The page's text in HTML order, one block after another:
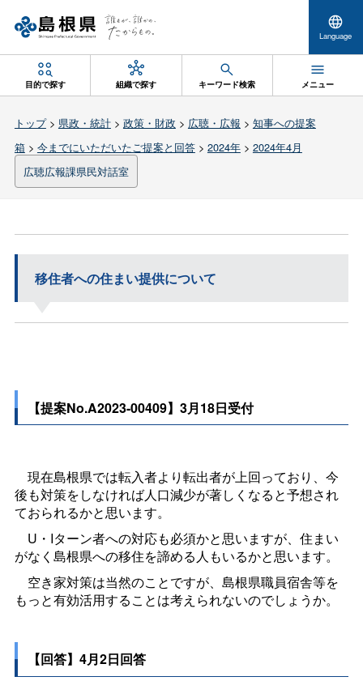
Language
目的で探す 組織で探す キーワード検索 メニュー
トップ> 県政・統計> 政策・財政 > 広聴・広報 > 知事への提案
箱> 今までにいただいたご提案と回答> 2024年> 2024年4月
広聴広報課県民対話室
移住者への住まい提供について
【提案No.A2023-00409】3月18日受付
現在島根県では転入者より転出者が上回っており、今
後も対策をしなければ人口減少が著しくなると予想され
ておられるかと思います。
U・Iターン者への対応も必須かと思いますが、住まい
がなく島根県への移住を諦める人もいるかと思います。
空き家対策は当然のことですが、島根県職員宿舎等を
もっと有効活用することは考えられないのでしょうか。
【回答】4月2日回答